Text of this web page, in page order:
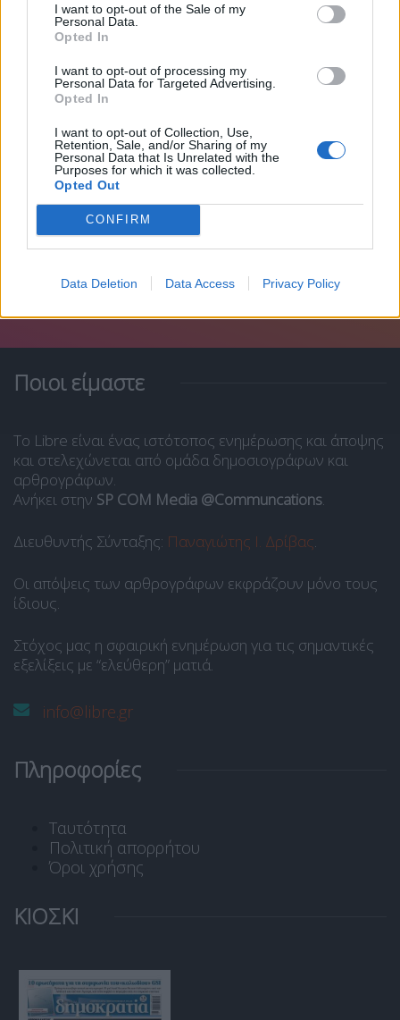
I want to opt-out of the Sale of my
Personal Data.
Opted In
I want to opt-out of processing my
Personal Data for Targeted Advertising.
Opted In
I want to opt-out of Collection, Use,
Retention, Sale, and/or Sharing of my
Personal Data that Is Unrelated with the
Purposes for which it was collected.
Opted Out
CONFIRM
Data Deletion Data Access Privacy Policy
Ρωσία: Κατασβέστηκε η φωτιά που ξέσπασε στο...
6 Ιουνίου, 2026
Ποιοι είμαστε
Το Libre είναι ένας ιστότοπος ενημέρωσης και άποψης
και στελεχώνεται από ομάδα δημοσιογράφων και
αρθρογράφων.
Ανήκει στην SP COM Media @Communcations.
Διευθυντής Σύνταξης: Παναγιώτης Ι. Δρίβας.
Οι απόψεις των αρθρογράφων εκφράζουν μόνο τους
ίδιους.
Στόχος μας η σφαιρική ενημέρωση για τις σημαντικές
εξελίξεις με “ελεύθερη” ματιά.
info@libre.gr
Πληροφορίες
Ταυτότητα
Πολιτική απορρήτου
Όροι χρήσης
ΚΙΟΣΚΙ